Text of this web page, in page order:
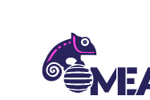
content